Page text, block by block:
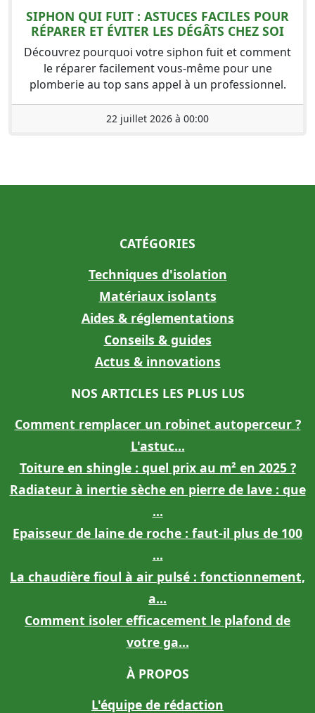
SIPHON QUI FUIT : ASTUCES FACILES POUR
RÉPARER ET ÉVITER LES DÉGÂTS CHEZ SOI
Découvrez pourquoi votre siphon fuit et comment
le réparer facilement vous-même pour une
plomberie au top sans appel à un professionnel.
22 juillet 2026 à 00:00
CATÉGORIES
Techniques d'isolation
Matériaux isolants
Aides & réglementations
Conseils & guides
Actus & innovations
NOS ARTICLES LES PLUS LUS
Comment remplacer un robinet autoperceur ?
L'astuc...
Toiture en shingle : quel prix au m² en 2025 ?
Radiateur à inertie sèche en pierre de lave : que
...
Epaisseur de laine de roche : faut-il plus de 100
...
La chaudière fioul à air pulsé : fonctionnement,
a...
Comment isoler efficacement le plafond de
votre ga...
À PROPOS
L'équipe de rédaction